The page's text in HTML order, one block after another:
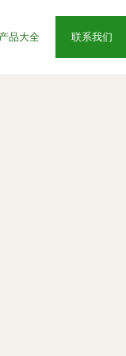
品大全 联系我们